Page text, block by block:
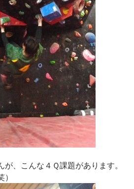
が、こんな４Ｑ課題があります。